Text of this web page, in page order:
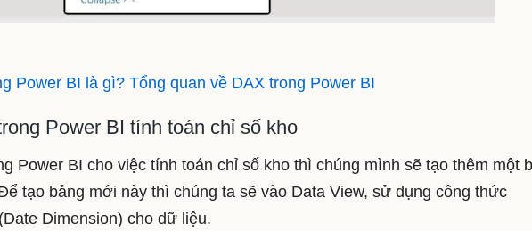
Power BI là gì? Tổng quan về DAX trong Power BI
Power BI tính toán chỉ số kho
Power BI cho việc tính toán chỉ số kho thì chúng mình sẽ tạo thêm một
tạo bảng mới này thì chúng ta sẽ vào Data View, sử dụng công thức
Dimension) cho dữ liệu.